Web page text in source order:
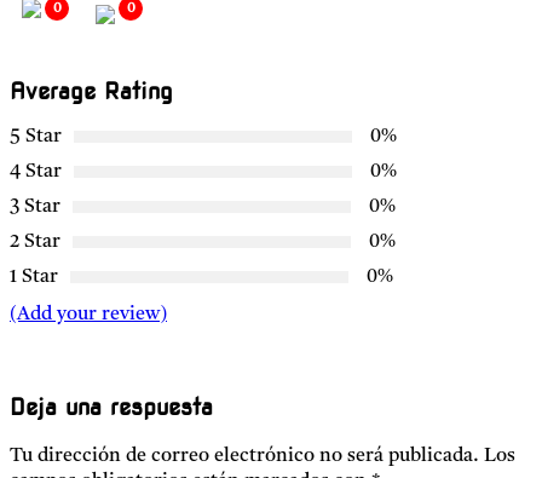
0 0
Average Rating
5 Star
0%
4 Star
0%
3 Star
0%
2 Star
0%
1 Star
0%
(Add your review)
Deja una respuesta
Tu dirección de correo electrónico no será publicada. Los